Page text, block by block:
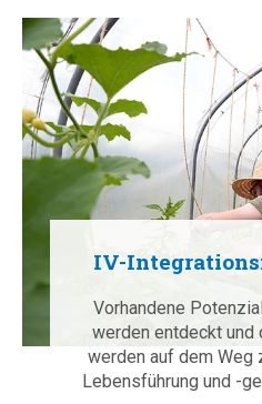
IV-
Vorhandene
werden entdeckt und
werden auf dem Weg
Lebensführung und -